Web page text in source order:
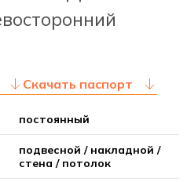
Скачать паспорт
постоянный
подвесной / накладной /
стена / потолок